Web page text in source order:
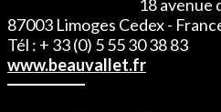
18 avenue
87003 Limoges Cedex -
Tél : + 33 (0) 5 55 30 38 83
www.beauvallet.fr